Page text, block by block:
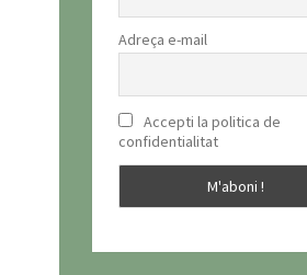
Adreça e-mail
Accepti la politica de
confidentialitat